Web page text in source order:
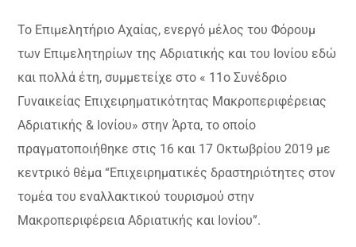
Το Επιμελητήριο Αχαίας, ενεργό μέλος του Φόρουμ
των Επιμελητηρίων της Αδριατικής και του Ιονίου εδώ
και πολλά έτη, συμμετείχε στo « 11ο Συνέδριο
Γυναικείας Επιχειρηματικότητας Μακροπεριφέρειας
Αδριατικής & Ιονίου» στην Άρτα, το οποίο
πραγματοποιήθηκε στις 16 και 17 Οκτωβρίου 2019 με
κεντρικό θέμα “Επιχειρηματικές δραστηριότητες στον
τομέα του εναλλακτικού τουρισμού στην
Μακροπεριφέρεια Αδριατικής και Ιονίου”.